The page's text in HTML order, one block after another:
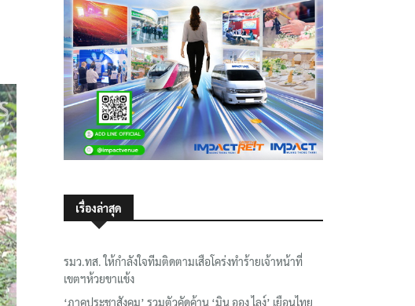
เรื่องล่าสุด
รมว.ทส. ให้กำลังใจทีมติดตามเสือโคร่งทำร้ายเจ้าหน้าที่
เขตฯห้วยขาแข้ง
‘ภาคประชาสังคม’ รวมตัวคัดค้าน ‘มิน ออง ไลง์’ เยือนไทย